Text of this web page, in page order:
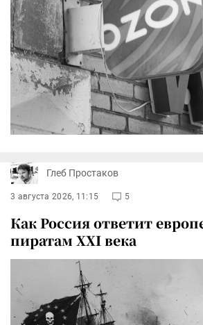
Глеб Простаков
3 августа 2026, 11:15 5
Как Россия ответит
пиратам XXI века